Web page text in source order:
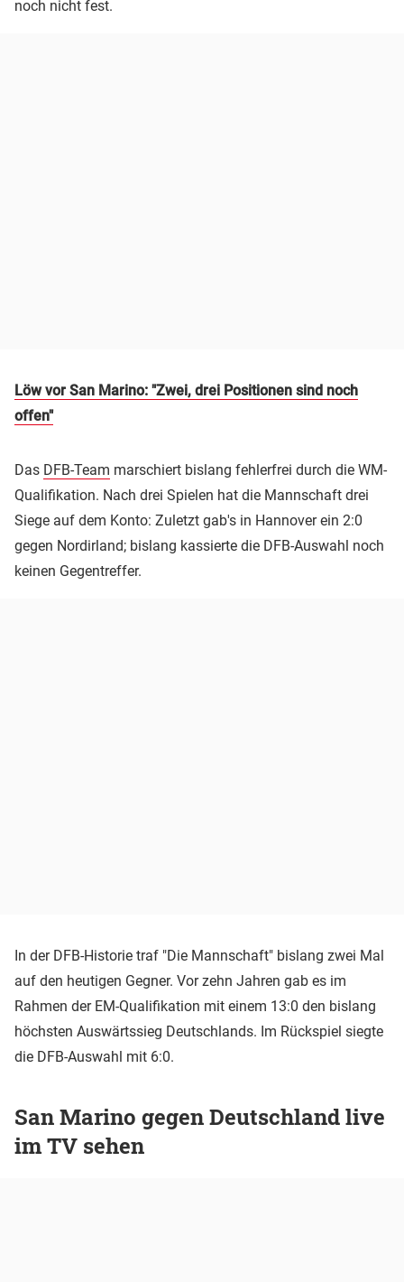
noch nicht fest.
Löw vor San Marino: "Zwei, drei Positionen sind noch
offen"
Das DFB-Team marschiert bislang fehlerfrei durch die WM-
Qualifikation. Nach drei Spielen hat die Mannschaft drei
Siege auf dem Konto: Zuletzt gab's in Hannover ein 2:0
gegen Nordirland; bislang kassierte die DFB-Auswahl noch
keinen Gegentreffer.
In der DFB-Historie traf "Die Mannschaft" bislang zwei Mal
auf den heutigen Gegner. Vor zehn Jahren gab es im
Rahmen der EM-Qualifikation mit einem 13:0 den bislang
höchsten Auswärtssieg Deutschlands. Im Rückspiel siegte
die DFB-Auswahl mit 6:0.
San Marino gegen Deutschland live
im TV sehen